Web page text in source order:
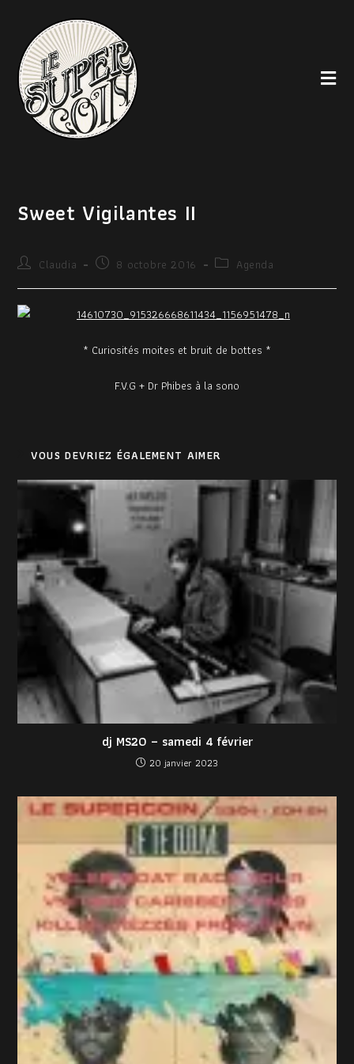
Sweet Vigilantes II
Claudia 8 octobre 2016 Agenda
* Curiosités moites et bruit de bottes *
F.V.G + Dr Phibes à la sono
VOUS DEVRIEZ ÉGALEMENT AIMER
dj MS20 – samedi 4 février
20 janvier 2023